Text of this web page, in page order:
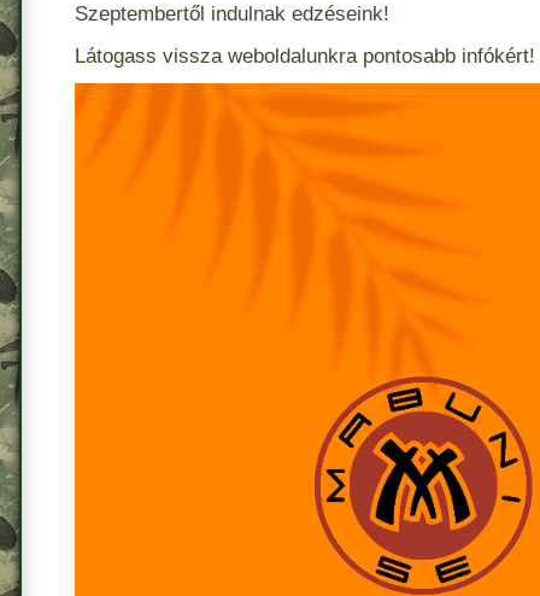
Szeptembertől indulnak edzéseink!
Látogass vissza weboldalunkra pontosabb infókért!